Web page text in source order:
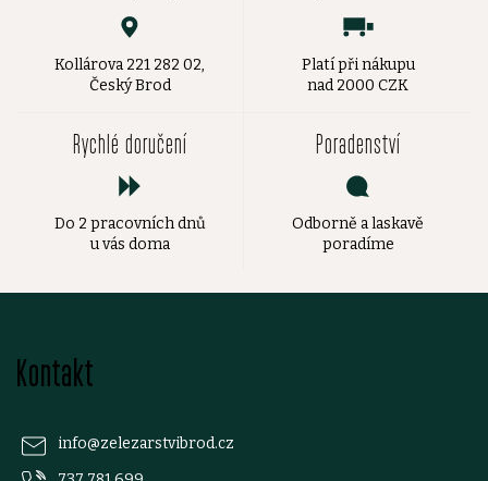
Kollárova 221 282 02,
Český Brod
Platí při nákupu
nad 2000 CZK
Rychlé doručení
Do 2 pracovních dnů
u vás doma
Poradenství
Odborně a laskavě
poradíme
Kontakt
info@zelezarstvibrod.cz